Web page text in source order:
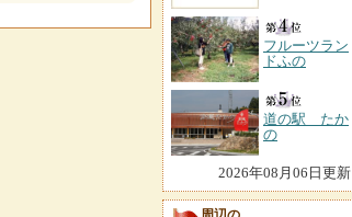
フルーツラン
ドふの
道の駅 たか
の
2026年08月06日更新